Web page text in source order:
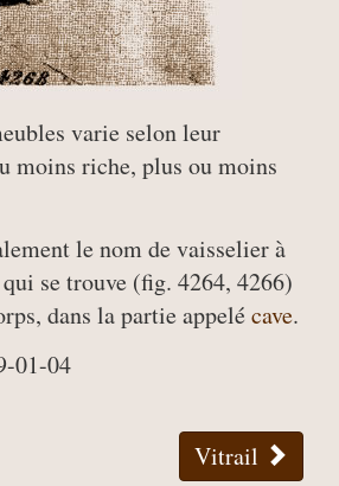
varie selon leur
moins riche, plus ou moins
le nom de vaisselier à
qui se trouve (fig. 4264, 4266)
dans la partie appelécave.
01-04
Vitrail